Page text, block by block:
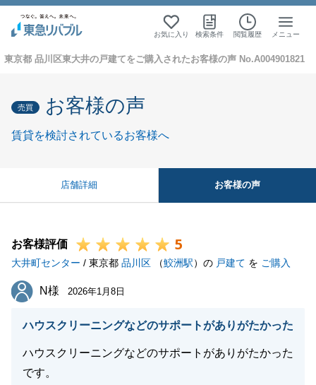
お気に入り 検索条件 閲覧履歴 メニュー
東京都 品川区東大井の戸建てをご購入されたお客様の声 No.A004901821
売買 お客様の声
賃貸を検討されているお客様へ
店舗詳細 お客様の声
お客様評価 5
大井町センター / 東京都 品川区 （鮫洲駅）の 戸建て を ご購入
N様
N様 2026年1月8日
ハウスクリーニングなどのサポートがありがたかった
ハウスクリーニングなどのサポートがありがたかった
です。